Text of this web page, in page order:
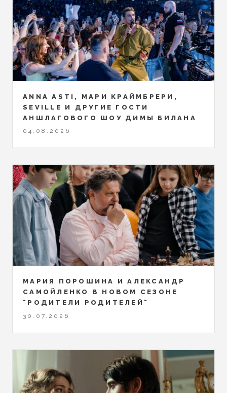
ANNA ASTI, МАРИ КРАЙМБРЕРИ,
SEVILLE И ДРУГИЕ ГОСТИ
АНШЛАГОВОГО ШОУ ДИМЫ БИЛАНА
04.08.2026
МАРИЯ ПОРОШИНА И АЛЕКСАНДР
САМОЙЛЕНКО В НОВОМ СЕЗОНЕ
"РОДИТЕЛИ РОДИТЕЛЕЙ"
30.07.2026